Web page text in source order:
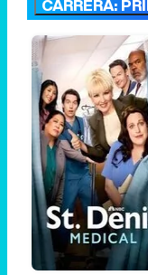
CARRERA: